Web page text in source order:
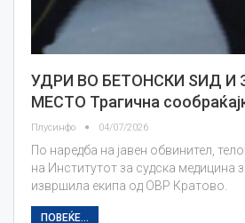
УДРИ ВО БЕТОНСКИ ЅИД И
МЕСТО Трагична
Плусинфо 04/07/2026
По наредба на јавен обвинител,
на Институтот за судска медицина
извршила екипа од ОВР Кратово.
ПОВЕЌЕ...